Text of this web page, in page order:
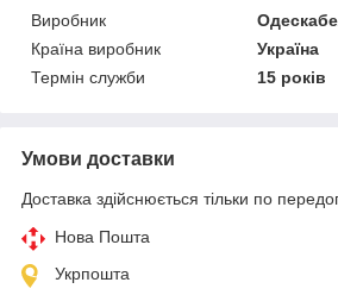
Виробник
Країна виробник
Україна
Термін служби
15 років
Умови доставки
Доставка здійснюється тільки по
Нова Пошта
Укрпошта